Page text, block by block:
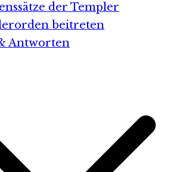
der Templer
beitreten
Antworten